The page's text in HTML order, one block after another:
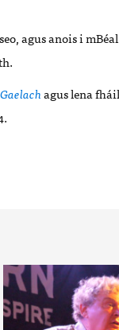
agus anois i mBéal
agus lena fháil